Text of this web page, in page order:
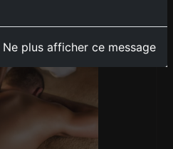
Ne plus afficher ce message